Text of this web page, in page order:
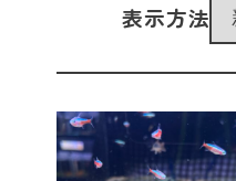
表示方法